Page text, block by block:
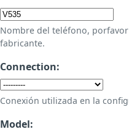
Nombre del teléfono,
fabricante.
Connection:
Conexión utilizada en la
Model: